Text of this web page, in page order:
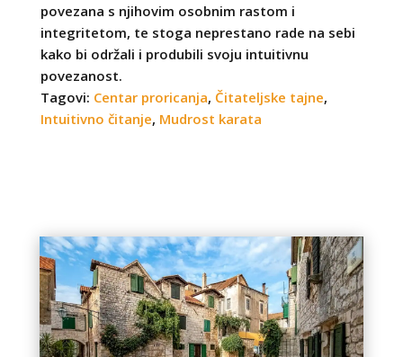
povezana s njihovim osobnim rastom i
integritetom, te stoga neprestano rade na sebi
kako bi održali i produbili svoju intuitivnu
povezanost.
Tagovi: Centar proricanja, Čitateljske tajne,
Intuitivno čitanje, Mudrost karata